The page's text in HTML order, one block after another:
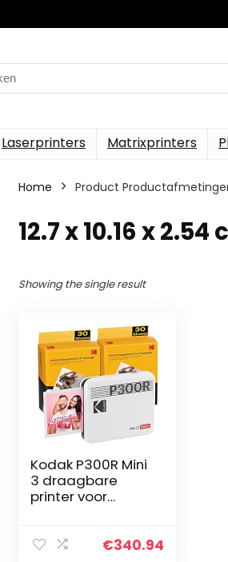
Laserprinters Matrixprinters
Home Product
‎12.7 x 10.16 x
Showing the single result
Kodak P300R Mini
3 draagbare
printer voor
Instant Photo
€340.94